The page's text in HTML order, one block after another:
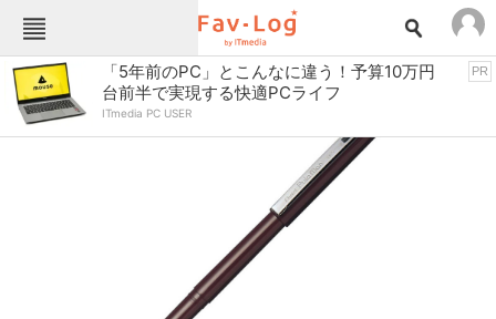
Fav-Logカテゴリー一覧
TOP アウトドア用品
インテリア・収納 おもちゃ・ホビー
キッチン家電
ゲーム
「5年前のPC」とこんなに違う！予算10万円
台前半で実現する快適PCライフ
ITmedia PC USER
PR